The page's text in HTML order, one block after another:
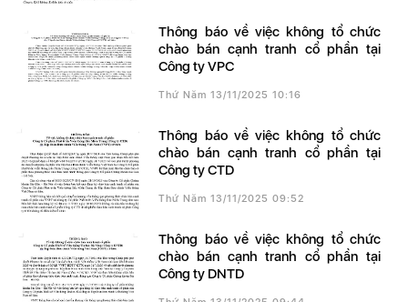
Thông báo về việc không tổ chức
chào bán cạnh tranh cổ phần tại
Công ty VPC
Thứ Năm 13/11/2025 10:16
Thông báo về việc không tổ chức
chào bán cạnh tranh cổ phần tại
Công ty CTD
Thứ Năm 13/11/2025 09:52
Thông báo về việc không tổ chức
chào bán cạnh tranh cổ phần tại
Công ty DNTD